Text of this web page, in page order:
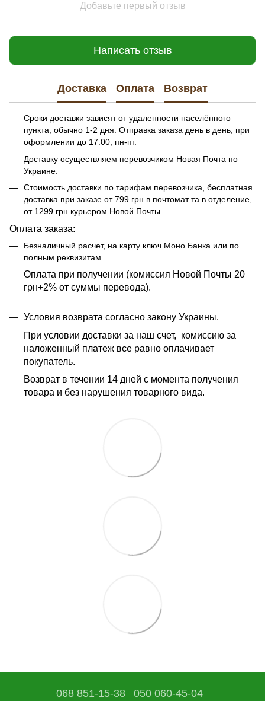
Добавьте первый отзыв
Написать отзыв
Доставка Оплата Возврат
Сроки доставки зависят от удаленности населённого
пункта, обычно 1-2 дня. Отправка заказа день в день, при
оформлении до 17:00, пн-пт.
Доставку осуществляем перевозчиком Новая Почта по
Украине.
Стоимость доставки по тарифам перевозчика, бесплатная
доставка при заказе от 799 грн в почтомат та в отделение,
от 1299 грн курьером Новой Почты.
Оплата заказа:
Безналичный расчет, на карту ключ Моно Банка или по
полным реквизитам.
​​Оплата при получении (комиссия Новой Почты 20
грн+2% от суммы перевода).
Условия возврата согласно закону Украины.
При условии доставки за наш счет, комиссию за
наложенный платеж все равно оплачивает
покупатель.
Возврат в течении 14 дней с момента получения
товара и без нарушения товарного вида.
068 851-15-38 050 060-45-04